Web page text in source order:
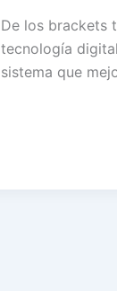
De los brackets
tecnología
sistema que